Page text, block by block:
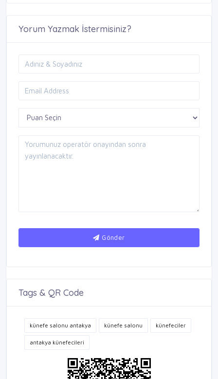
Yorum Yazmak İstermisiniz?
Gönder
Tags & QR Code
künefe salonu antakya künefe salonu künefeciler
antakya künefecileri